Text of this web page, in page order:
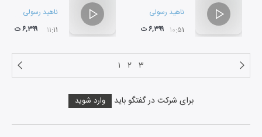
ناهید رسولی
۱۰:۵۱ ۶,۳۹۹ ت
ناهید رسولی
۱۱:۱۱ ۶,۳۹۹ ت
۱ ۲ ۳
برای شرکت در گفتگو باید وارد شوید